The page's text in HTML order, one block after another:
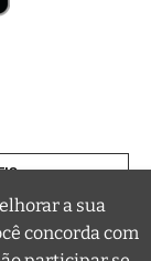
Uso
Privacidade
a sua
concorda com